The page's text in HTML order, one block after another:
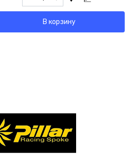
товара
В корзину